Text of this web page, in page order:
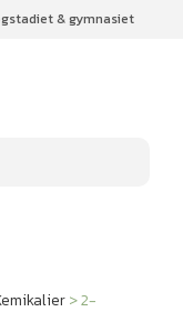
& gymnasiet
2-Pentanol
>2-